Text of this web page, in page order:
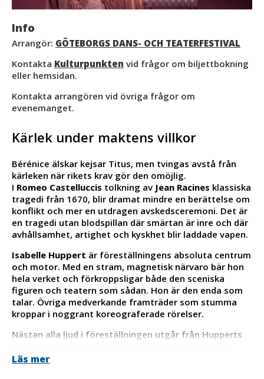
Info
Arrangör: GÖTEBORGS DANS- OCH TEATERFESTIVAL
Kontakta Kulturpunkten vid frågor om biljettbokning
eller hemsidan.
Kontakta arrangören vid övriga frågor om
evenemanget.
Kärlek under maktens villkor
Bérénice älskar kejsar Titus, men tvingas avstå från
kärleken när rikets krav gör den omöjlig.
I Romeo Castelluccis tolkning av Jean Racines klassiska
tragedi från 1670, blir dramat mindre en berättelse om
konflikt och mer en utdragen avskedsceremoni. Det är
en tragedi utan blodspillan där smärtan är inre och där
avhållsamhet, artighet och kyskhet blir laddade vapen.
Isabelle Huppert är föreställningens absoluta centrum
och motor. Med en stram, magnetisk närvaro bär hon
hela verket och förkroppsligar både den sceniska
figuren och teatern som sådan. Hon är den enda som
talar. Övriga medverkande framträder som stumma
kroppar i noggrant koreograferade rörelser.
Nästan alla ljud i föreställningen utgår från Hupperts
präglas av långsamma förskjutningar i ljus och ljud.
Läs mer